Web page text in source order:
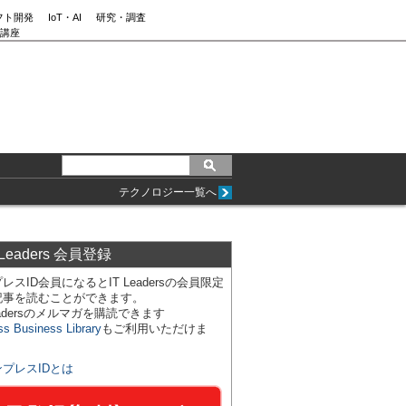
ト開発 IoT・AI
研究・調査
座
テクノロジー一覧へ
会員登録
スID会員になるとIT Leadersの会員限定
を読むことができます。
のメルマガを購読できます
Business Libraryもご利用いただけま
プレスIDとは